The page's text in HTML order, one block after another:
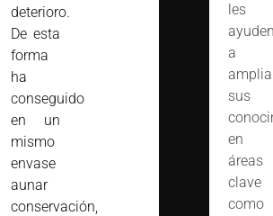
deterioro.
De esta
forma
ha
conseguido
en un
mismo
envase
aunar
conservación,
les
a
sus
en
áreas
clave
como